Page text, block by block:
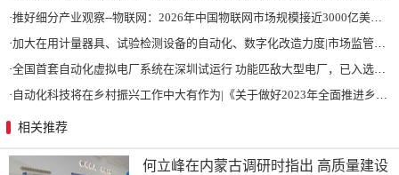
·推好细分产业观察--物联网：2026年中国物联网市场规模接近3000亿美元 智慧工厂、智慧城市、智慧电网等将占60%以上
·加大在用计量器具、试验检测设备的自动化、数字化改造力度|市场监管总局 工业和信息化部 关于促进企业计量能力提升的指导意见
·全国首套自动化虚拟电厂系统在深圳试运行 功能匹敌大型电厂，已入选国际典型案例
· 自动化科技将在乡村振兴工作中大有作为|《关于做好2023年全面推进乡村振兴重点工作的意见》发布
相关推荐
何立峰在内蒙古调研时指出 高质量建设